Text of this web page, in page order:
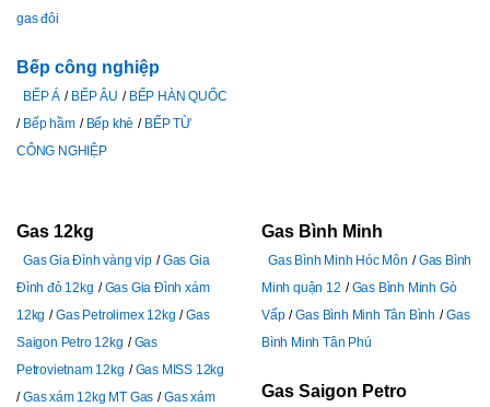
gas đôi
Bếp công nghiệp
BẾP Á BẾP ÂU
BẾP HÀN QUỐC
Bếp hầm
Bếp khè
BẾP TỪ
CÔNG NGHIỆP
Gas 12kg
Gas Gia Đình vàng vip
Gas Gia
Đình đỏ 12kg
Gas Gia Đình xám
12kg
Gas Petrolimex 12kg
Gas
Saigon Petro 12kg
Gas
Petrovietnam 12kg
Gas MISS 12kg
Gas xám 12kg MT Gas
Gas xám
Gas Bình Minh
Gas Bình Minh Hóc Môn
Gas Bình
Minh quận 12
Gas Bình Minh Gò
Vấp
Gas Bình Minh Tân Bình
Gas
Bình Minh Tân Phú
Gas Saigon Petro